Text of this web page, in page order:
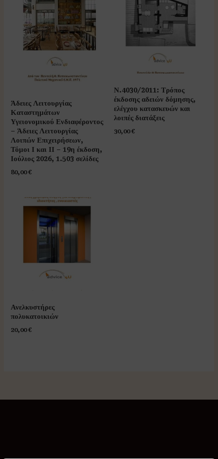
Άδειες Λειτουργίας
Καταστημάτων
Υγειονομικού Ενδιαφέροντος
– Άδειες Λειτουργίας
Λοιπών Επιχειρήσεων,
Τόμοι Ι και ΙΙ – 19η έκδοση,
Ιούλιος 2026, 1.503 σελίδες
80,00€
Ν.4030/2011: Τρόπος
έκδοσης αδειών δόμησης,
ελέγχου κατασκευών και
λοιπές διατάξεις
30,00€
Ανελκυστήρες
πολυκατοικιών
20,00€